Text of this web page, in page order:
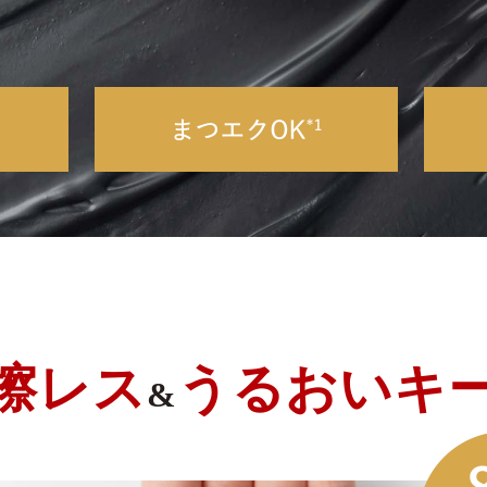
レス& うるおいキ